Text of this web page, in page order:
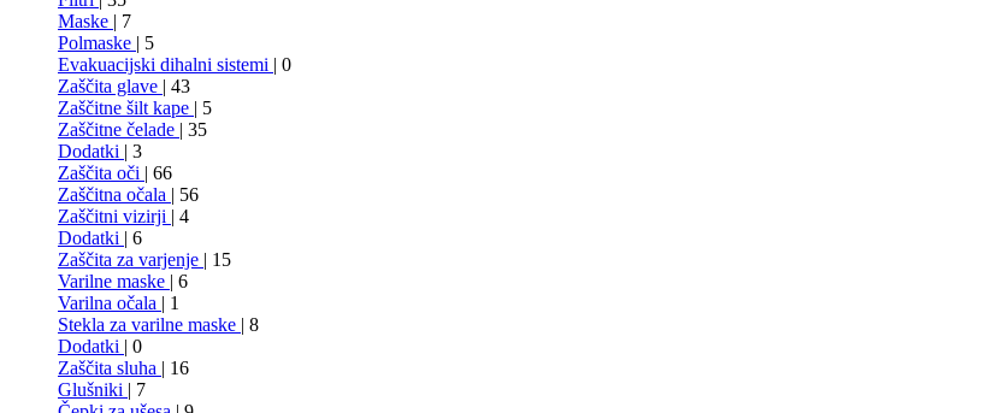
Maske | 7
Polmaske | 5
Evakuacijski dihalni sistemi | 0
Zaščita glave | 43
Zaščitne šilt kape | 5
Zaščitne čelade | 35
Dodatki | 3
Zaščita oči | 66
Zaščitna očala | 56
Zaščitni vizirji | 4
Dodatki | 6
Zaščita za varjenje | 15
Varilne maske | 6
Varilna očala | 1
Stekla za varilne maske | 8
Dodatki | 0
Zaščita sluha | 16
Glušniki | 7